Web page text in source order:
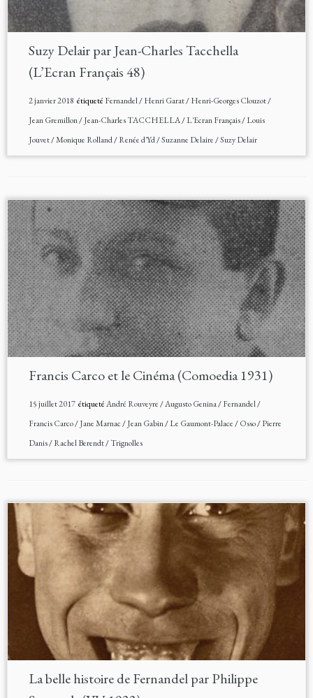
Suzy Delair par Jean-Charles Tacchella
(L’Ecran Français 48)
2 janvier 2018 étiqueté Fernandel/Henri Garat/Henri-Georges Clouzot/
Jean Gremillon/Jean-Charles TACCHELLA/L'Ecran Français/Louis
Jouvet/Monique Rolland/Renée d'Yd/Suzanne Delaire/Suzy Delair
Francis Carco et le Cinéma (Comoedia 1931)
15 juillet 2017étiquetéAndré Rouveyre/Augusto Genina/Fernandel/
Francis Carco/Jane Marnac/Jean Gabin/Le Gaumont-Palace/Osso/Pierre
Danis/Rachel Berendt/Trignolles
La belle histoire de Fernandel par Philippe